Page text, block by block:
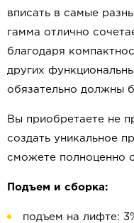
вписать в самые
гамма отлично
благодаря
других
обязательно должны
Вы приобретаете не
создать уникальное
сможете полноценно
Подъем и сборка:
подъем на лифте: